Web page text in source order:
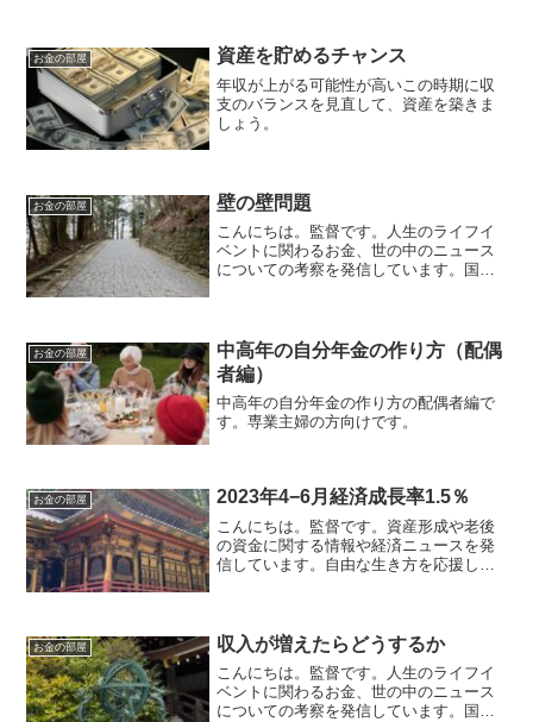
お金の部屋 資産を貯めるチャンス
年収が上がる可能性が高いこの時期に収
支のバランスを見直して、資産を築きま
しょう。
お金の部屋 壁の壁問題
こんにちは。監督です。人生のライフイ
ベントに関わるお金、世の中のニュース
についての考察を発信しています。国家
ョンを含みます）。...
お金の部屋
中高年の自分年金の作り方（配偶
者編）
中高年の自分年金の作り方の配偶者編で
す。専業主婦の方向けです。
お金の部屋 2023年4−6月経済成長率1.5％
こんにちは。監督です。資産形成や老後
の資金に関する情報や経済ニュースを発
信しています。自由な生き方を応援して
内訳は外...
お金の部屋 収入が増えたらどうするか
こんにちは。監督です。人生のライフイ
ベントに関わるお金、世の中のニュース
についての考察を発信しています。国家